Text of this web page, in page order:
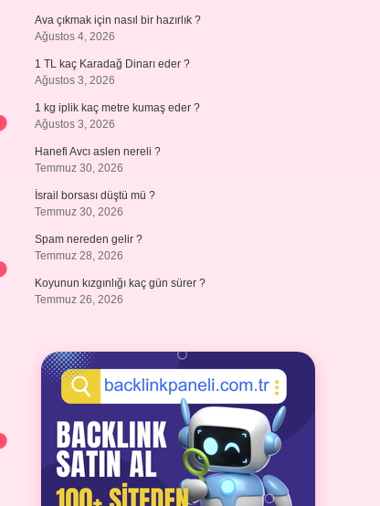
Ava çıkmak için nasıl bir hazırlık ?
Ağustos 4, 2026
1 TL kaç Karadağ Dinarı eder ?
Ağustos 3, 2026
1 kg iplik kaç metre kumaş eder ?
Ağustos 3, 2026
Hanefi Avcı aslen nereli ?
Temmuz 30, 2026
İsrail borsası düştü mü ?
Temmuz 30, 2026
Spam nereden gelir ?
Temmuz 28, 2026
Koyunun kızgınlığı kaç gün sürer ?
Temmuz 26, 2026